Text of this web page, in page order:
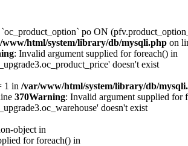
po ON
www/html/system/library/db/mysqli.php on
: Invalid argument supplied for foreach() in
doesn't exist
1 in /var/www/html/system/library/db/
370Warning: Invalid argument supplied for
doesn't exist
object in
for foreach() in